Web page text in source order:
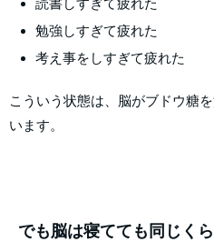
読書しすぎて疲れた
勉強しすぎて疲れた
考え事をしすぎて疲れた
こういう状態は、脳がブドウ糖
います。
でも脳は寝てても同じく